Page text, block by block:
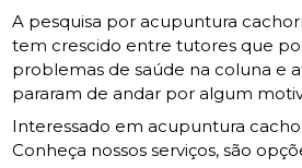
A pesquisa por acupuntura
tem crescido entre tutores que
problemas de saúde na coluna e
pararam de andar por algum
Interessado em acupuntura
Conheça nossos serviços, são